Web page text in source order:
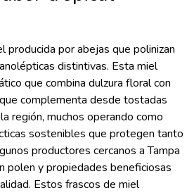
producida por abejas que polinizan
distintivas. Esta miel
que combina dulzura floral con
complementa desde tostadas
región, muchos operando como
sostenibles que protegen tanto
productores cercanos a Tampa
polen y propiedades beneficiosas
Estos frascos de miel